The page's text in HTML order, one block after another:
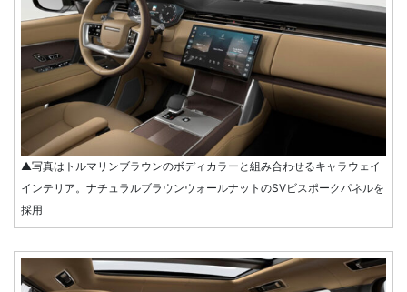
▲写真はトルマリンブラウンのボディカラーと組み合わせるキャラウェイ
インテリア。ナチュラルブラウンウォールナットのSVビスポークパネルを
採用